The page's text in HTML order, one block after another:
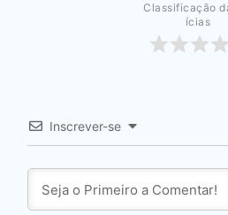
Classificação
ícias
Inscrever-se